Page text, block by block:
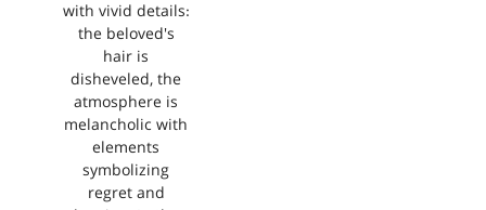
with vivid details:
the beloved's
hair is
disheveled, the
atmosphere is
melancholic with
elements
symbolizing
regret and